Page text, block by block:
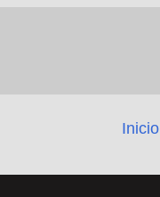
Inicio